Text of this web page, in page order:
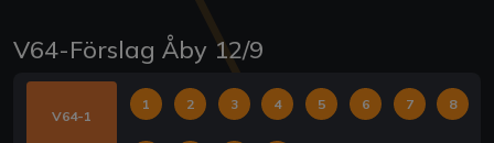
V64-Förslag Åby 12/9
V64-1
1 2 3 4 5 6 7 8